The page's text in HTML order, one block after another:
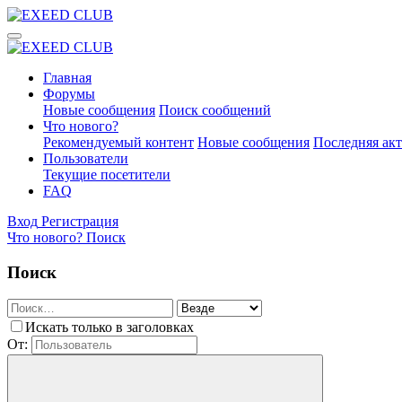
Главная
Форумы
Новые сообщения Поиск сообщений
Что нового?
Рекомендуемый контент Новые сообщения Последняя
Пользователи
Текущие посетители
FAQ
Вход Регистрация
Что нового? Поиск
Поиск
Искать только в заголовках
От: